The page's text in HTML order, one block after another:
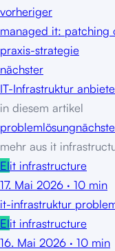
vorheriger
managed it: patching
praxis-strategie
nächster
IT-Infrastruktur
in diesem artikel
problemlösung
mehr aus it
EIit infrastructure
17. Mai 2026 · 10 min
it-infrastruktur
EIit infrastructure
16. Mai 2026 · 10 min